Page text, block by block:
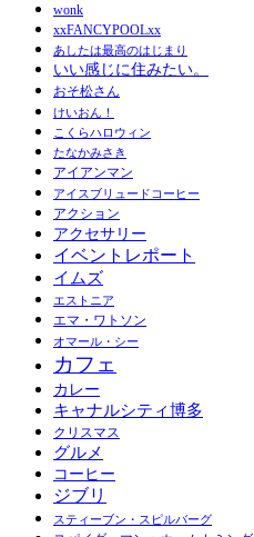
wonk
xxFANCYPOOLxx
あしたは最高のはじまり
いい感じに住みたい。
おそ松さん
けいおん！
こくらハロウィン
たなかみさき
アイアンマン
アイスブリュードコーヒー
アクション
アクセサリー
イベントレポート
イムズ
エストニア
エマ・ワトソン
オマール・シー
カフェ
カレー
キャナルシティ博多
クリスマス
グルメ
コーヒー
ジブリ
スティーブン・スピルバーグ